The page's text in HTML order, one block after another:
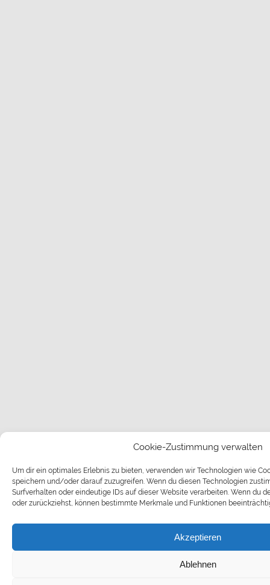
Cookie-Zustimmung verwalten
Um dir ein optimales Erlebnis zu bieten, verwenden wir Technologien wie
speichern und/oder darauf zuzugreifen. Wenn du diesen Technologien
Surfverhalten oder eindeutige IDs auf dieser Website verarbeiten. Wenn du
oder zurückziehst, können bestimmte Merkmale und Funktionen
Akzeptieren
Ablehnen